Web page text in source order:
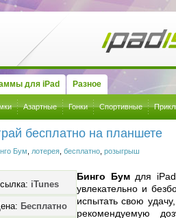
для iPad Разное
Азартные Гонки Спортивные
бесплатно на планшете
Бум лотерея бесплатно розыгрыш
iTunes
Бесплатно
Бинго Бумдля iPad
увлекательно и
испытать свою
рекомендуемую